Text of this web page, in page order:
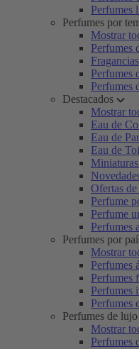
Perfumes
Perfumes por
Mostrar
Perfumes
Perfumes
Perfumes
Destacados
Mostrar
Eau de
Eau de
Eau de
Ofertas
Perfume
Perfume
Perfumes
Perfumes por
Mostrar
Perfumes
Perfumes
Perfumes
Perfumes
Perfumes de lujo
Mostrar
Perfumes